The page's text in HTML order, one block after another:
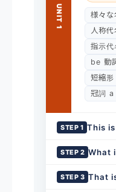
UNIT 1
様々な
人称
指示
be 動
短縮形
冠詞 a
STEP 1 This
STEP 2 What
STEP 3 That